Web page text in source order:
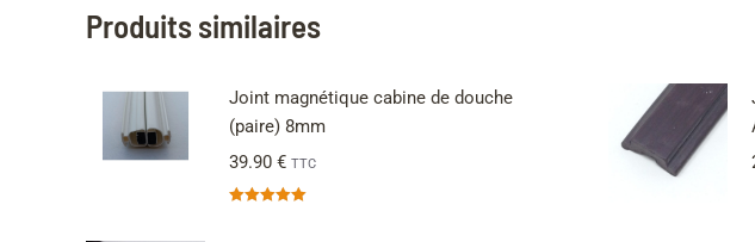
Produits similaires
Joint magnétique cabine de douche
(paire) 8mm
39.90 € TTC